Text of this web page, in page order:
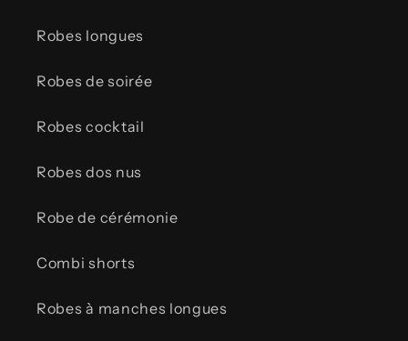
Robes longues
Robes de soirée
Robes cocktail
Robes dos nus
Robe de cérémonie
Combi shorts
Robes à manches longues